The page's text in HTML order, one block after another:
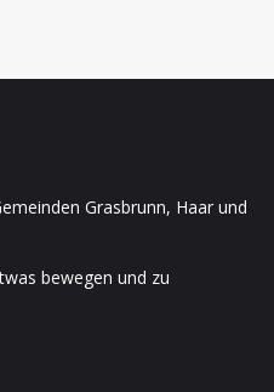
Grasbrunn, Haar und
bewegen und zu